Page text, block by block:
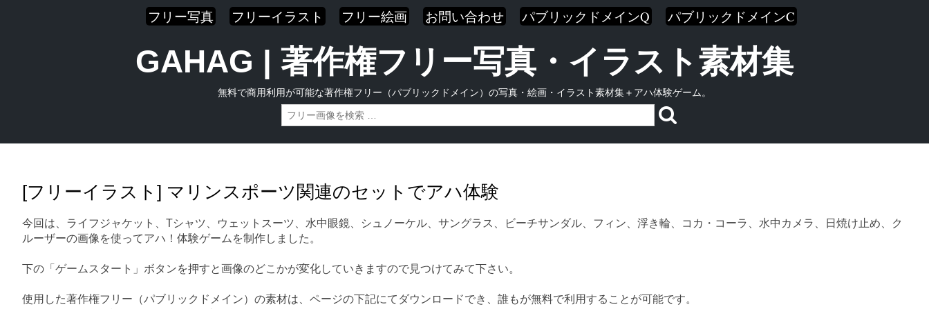
フリー写真 フリーイラスト フリー絵画 お問い合わせ パブリックドメインQ パブリックドメインC
GAHAG | 著作権フリー写真・イラスト素材集
無料で商用利用が可能な著作権フリー（パブリックドメイン）の写真・絵画・イラスト素材集＋アハ体験ゲーム。
[フリーイラスト] マリンスポーツ関連のセットでアハ体験
今回は、ライフジャケット、Tシャツ、ウェットスーツ、水中眼鏡、シュノーケル、サングラス、ビーチサンダル、フィン、浮き輪、コカ・コーラ、水中カメラ、日焼け止め、ク
ルーザーの画像を使ってアハ！体験ゲームを制作しました。
下の「ゲームスタート」ボタンを押すと画像のどこかが変化していきますので見つけてみて下さい。
使用した著作権フリー（パブリックドメイン）の素材は、ページの下記にてダウンロードでき、誰もが無料で利用することが可能です。